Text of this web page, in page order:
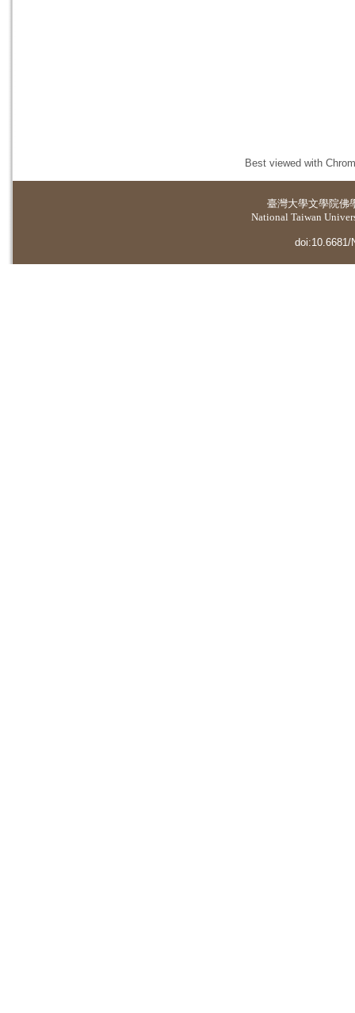
Best viewed with
臺灣大學文學院佛
National Taiwan
doi:10.6681/